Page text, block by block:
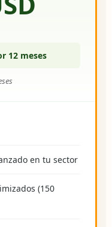
12 meses
en tu sector
(150